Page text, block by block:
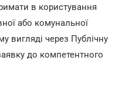
в користування
або комунальної
вигляді через Публічну
до компетентного